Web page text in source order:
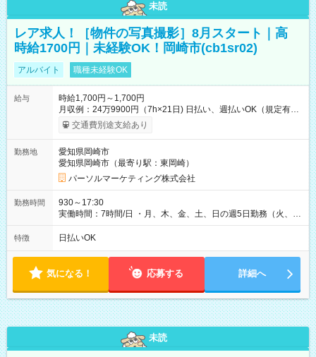
未読
レア求人！［物件の写真撮影］8月スタート｜高
時給1700円｜未経験OK！岡崎市(cb1sr02)
アルバイト 職種未経験OK
給与
時給1,700円～1,700円
月収例：24万9900円（7h×21日) 日払い、週払いOK（規定有
り） 【試用期間】試用期間なし
交通費別途支給あり
勤務地
愛知県岡崎市
愛知県岡崎市（最寄り駅：東岡崎）
パーソルマーケティング株式会社
勤務時間
930～17:30
実働時間：7時間/日 ・月、木、金、土、日の週5日勤務（火、水
は固定休です／夏季、年末年始等、長期休暇有り！） ・ワンシ
フト！ 残業ほぼナシ（0～5h/月）
特徴 日払いOK
気になる！ 応募する 詳細へ
未読